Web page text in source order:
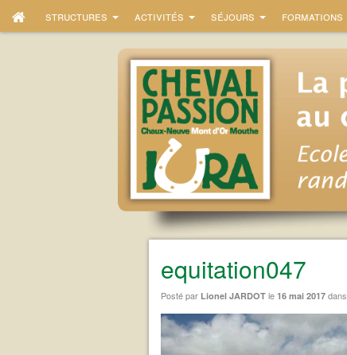
structures activités séjours formations
equitation047
Posté par Lionel JARDOT le 16 mai 2017 dans